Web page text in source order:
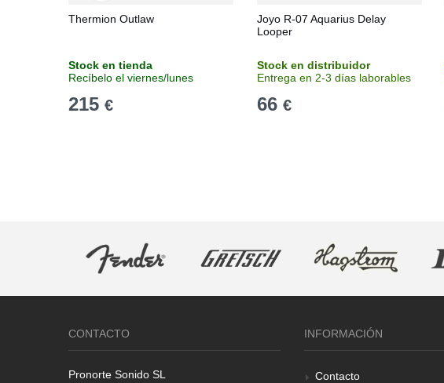
Thermion Outlaw
Stock en tienda
Recíbelo el viernes/lunes
215 €
Joyo R-07 Aquarius Delay
Looper
Stock en distribuidor
Entrega en 2-3 días laborables
66 €
CONTACTO
Pronorte Sonido SL
INFORMACIÓN
Contacto